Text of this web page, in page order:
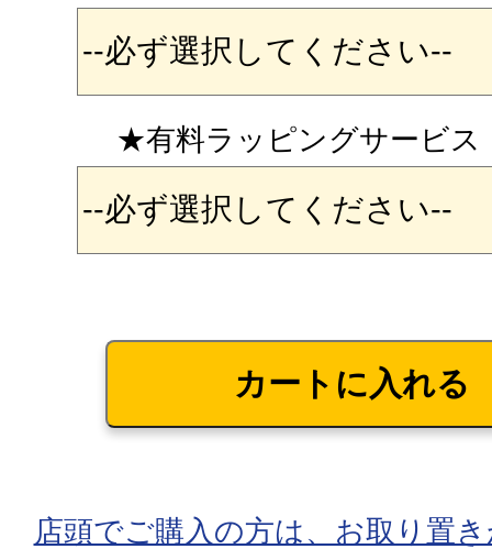
★有料ラッピングサービス
店頭でご購入の方は、お取り置